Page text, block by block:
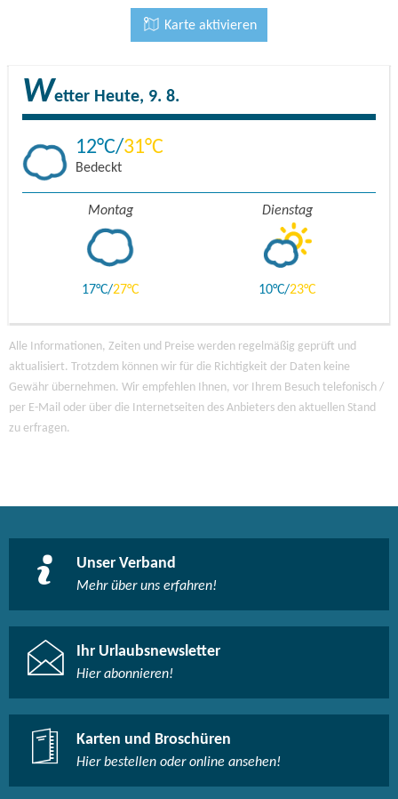
Karte aktivieren
Wetter Heute, 9. 8.
12 31
Bedeckt
Montag
17 27
Dienstag
10 23
Alle Informationen, Zeiten und Preise werden regelmäßig geprüft und
aktualisiert. Trotzdem können wir für die Richtigkeit der Daten keine
Gewähr übernehmen. Wir empfehlen Ihnen, vor Ihrem Besuch telefonisch /
per E-Mail oder über die Internetseiten des Anbieters den aktuellen Stand
zu erfragen.
Unser Verband
Mehr über uns erfahren!
Ihr Urlaubsnewsletter
Hier abonnieren!
Karten und Broschüren
Hier bestellen oder online ansehen!